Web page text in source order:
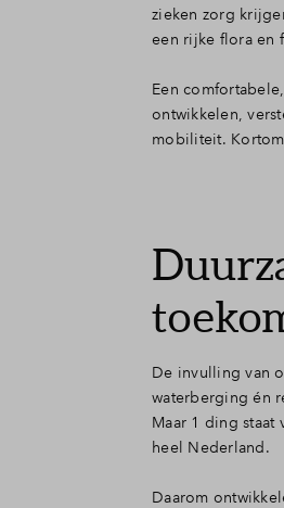
zieken zorg
een rijke flora en
Een
ontwikkelen,
mobiliteit.
De invulling van
waterberging én
Maar 1 ding
heel Nederland.
Daarom